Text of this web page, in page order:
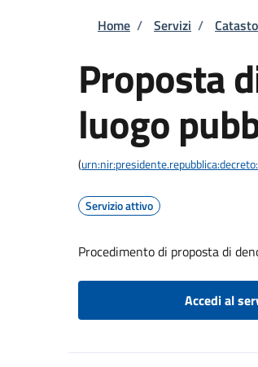
Briciole di
Home / Servizi /
Proposta
luogo
(
Servizio attivo
Procedimento di proposta di
Accedi al